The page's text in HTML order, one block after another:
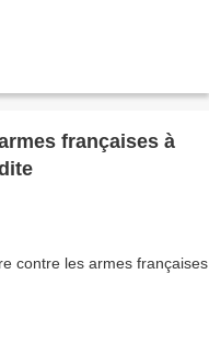
françaises à